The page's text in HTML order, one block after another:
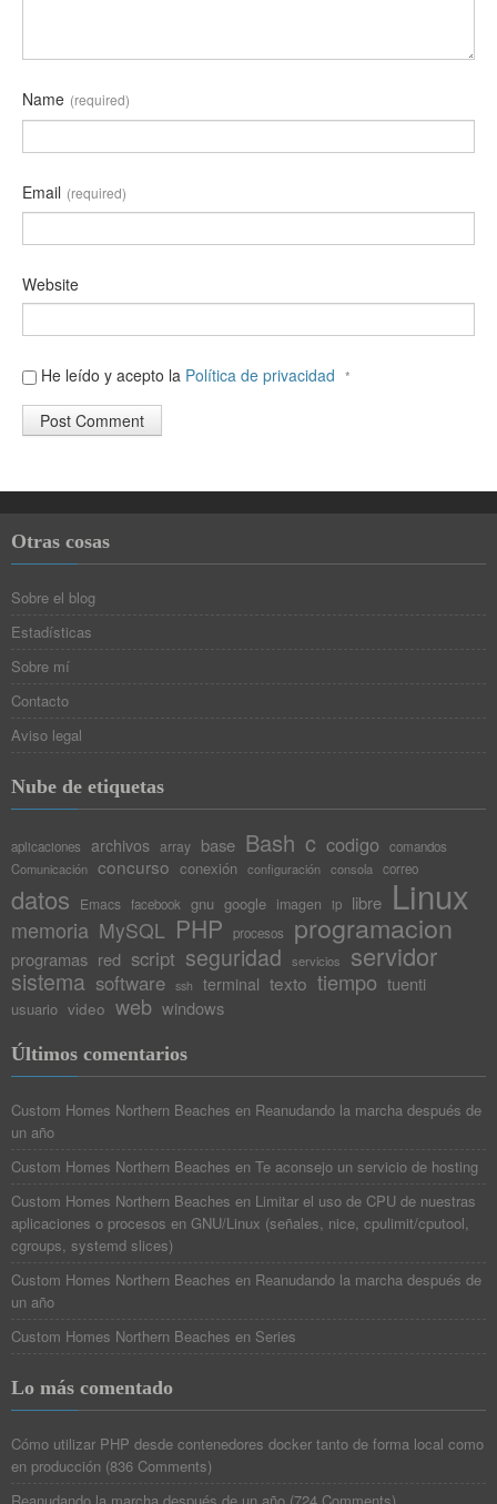
Name (required)
Email (required)
Website
He leído y acepto la Política de privacidad *
Otras cosas
Sobre el blog
Estadísticas
Sobre mí
Contacto
Aviso legal
Nube de etiquetas
aplicaciones archivos array base Bash c codigo
comandos
Comunicación concurso conexión configuración consola correo
datos Emacs facebook gnu google imagen ip libre Linux
memoria MySQL PHP procesos programacion
programas red script seguridad servicios servidor
sistema software ssh terminal texto tiempo tuenti
usuario video web windows
Últimos comentarios
Custom Homes Northern Beaches en Reanudando la marcha después de
un año
Custom Homes Northern Beaches en Te aconsejo un servicio de hosting
Custom Homes Northern Beaches en Limitar el uso de CPU de nuestras
aplicaciones o procesos en GNU/Linux (señales, nice, cpulimit/cputool,
cgroups, systemd slices)
Custom Homes Northern Beaches en Reanudando la marcha después de
un año
Custom Homes Northern Beaches en Series
Lo más comentado
Cómo utilizar PHP desde contenedores docker tanto de forma local como
en producción (836 Comments)